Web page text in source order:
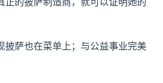
披萨也在菜单上；与公益事业完美